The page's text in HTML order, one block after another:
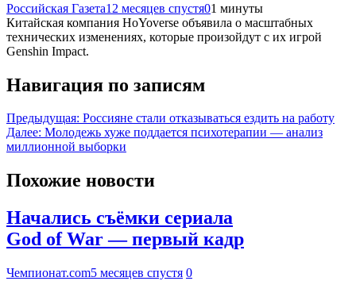
Российская Газета12 месяцев спустя01 минуты
Китайская компания HoYoverse объявила о масштабных
технических изменениях, которые произойдут с их игрой
Genshin Impact.
Навигация по записям
Предыдущая: Россияне стали отказываться ездить на работу
Далее: Молодежь хуже поддается психотерапии — анализ
миллионной выборки
Похожие новости
Начались съёмки сериала
God of War — первый кадр
Чемпионат.com5 месяцев спустя 0